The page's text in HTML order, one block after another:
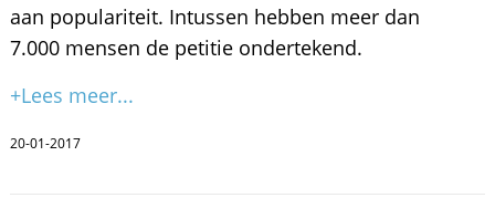
aan populariteit. Intussen hebben meer dan
7.000 mensen de petitie ondertekend.
+Lees meer...
20-01-2017